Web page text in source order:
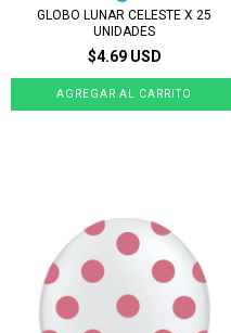
GLOBO LUNAR CELESTE X 25
UNIDADES
$4.69 USD